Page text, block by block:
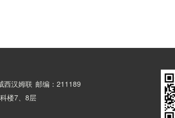
西汉姆联 邮编：211189
楼7、8层